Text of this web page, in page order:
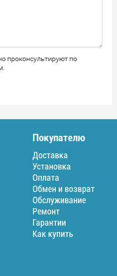
проконсультируют по
Покупателю
Доставка
Установка
Оплата
Обмен и возврат
Обслуживание
Ремонт
Гарантии
Как купить